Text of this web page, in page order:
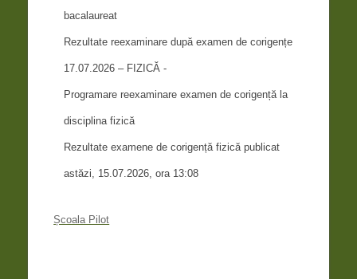
bacalaureat
Rezultate reexaminare după examen de corigențe
17.07.2026 – FIZICĂ -
Programare reexaminare examen de corigență la
disciplina fizică
Rezultate examene de corigență fizică publicat
astăzi, 15.07.2026, ora 13:08
Școala Pilot